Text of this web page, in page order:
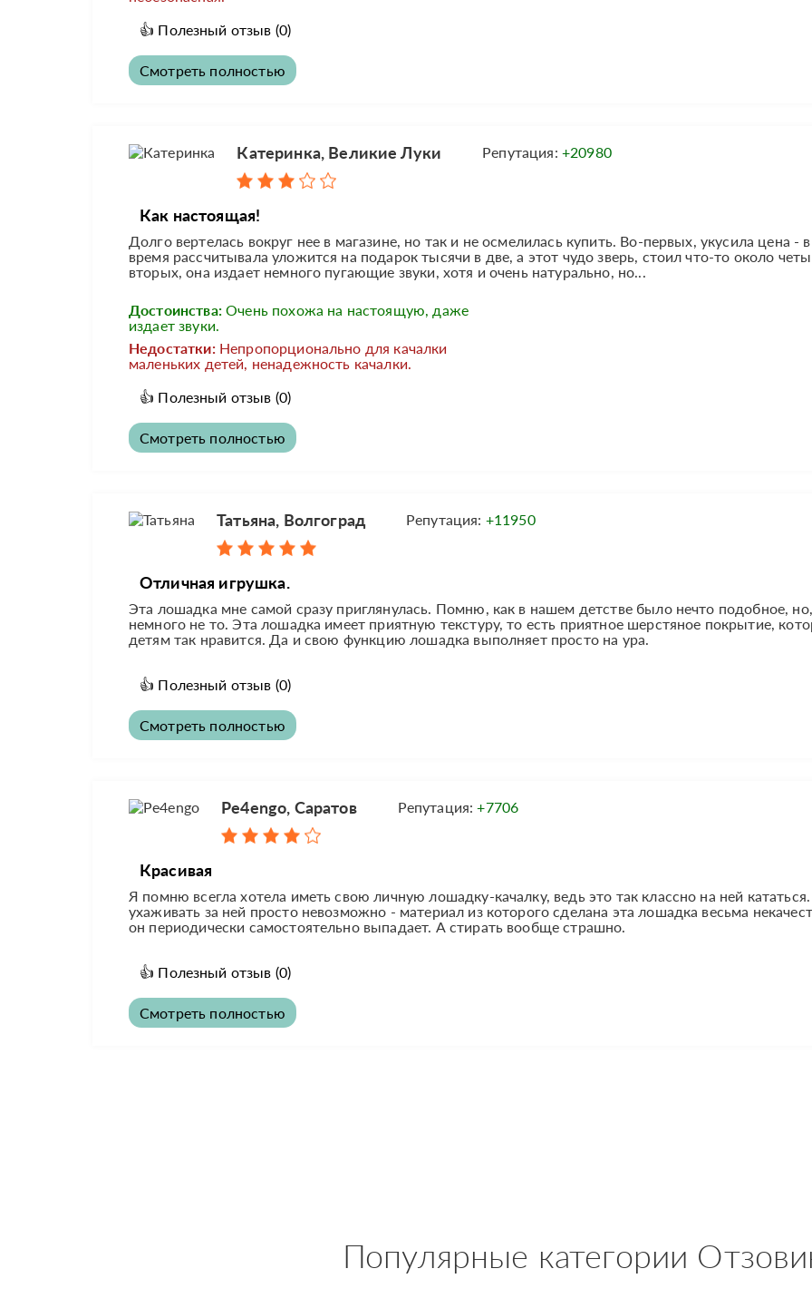
👍 Полезный отзыв (0)
Смотреть полностью
Катеринка, Великие Луки Репутация: +20980
Как настоящая!
Долго вертелась вокруг нее в магазине, но так и не осмелилась купить. Во-первых, укусила цена -
время рассчитывала уложится на подарок тысячи в две, а этот чудо зверь, стоил что-то около
вторых, она издает немного пугающие звуки, хотя и очень натурально, но...
Достоинства: Очень похожа на настоящую, даже
издает звуки.
Недостатки: Непропорционально для качалки
маленьких детей, ненадежность качалки.
👍 Полезный отзыв (0)
Смотреть полностью
Татьяна, Волгоград Репутация: +11950
Отличная игрушка.
Эта лошадка мне самой сразу приглянулась. Помню, как в нашем детстве было нечто подобное, но,
немного не то. Эта лошадка имеет приятную текстуру, то есть приятное шерстяное покрытие,
детям так нравится. Да и свою функцию лошадка выполняет просто на ура.
👍 Полезный отзыв (0)
Смотреть полностью
Pe4engo, Саратов Репутация:+7706
Красивая
Я помню всегла хотела иметь свою личную лошадку-качалку, ведь это так классно на ней
ухаживать за ней просто невозможно - материал из которого сделана эта лошадка весьма
он периодически самостоятельно выпадает. А стирать вообще страшно.
👍 Полезный отзыв (0)
Смотреть полностью
Популярные категории